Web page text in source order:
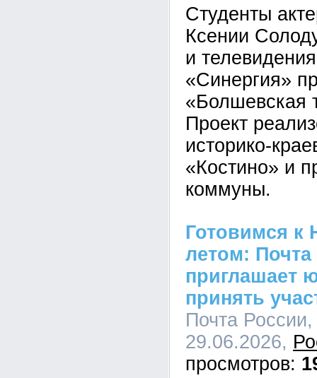
Студенты
Ксении
и
«Синергия»
«Болшевская
Проект
историко-
«Костино» и
коммуны.
Готовимся к
летом:
приглашает
принять
Почта
29.06.2026,